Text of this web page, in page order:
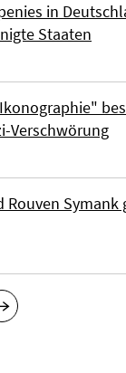
in
Staaten
Verschwörung
Symank